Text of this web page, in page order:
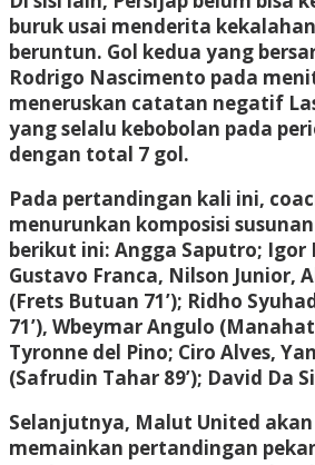
buruk usai menderita
beruntun. Gol kedua yang
Rodrigo Nascimento pada
meneruskan catatan negatif
yang selalu kebobolan pada
dengan total 7 gol.
Pada pertandingan kali ini,
menurunkan komposisi
berikut ini: Angga Saputro; Igor
Gustavo Franca, Nilson Junior,
(Frets Butuan 71’); Ridho
71’), Wbeymar Angulo
Tyronne del Pino; Ciro Alves,
(Safrudin Tahar 89’); David Da
Selanjutnya, Malut United
memainkan pertandingan